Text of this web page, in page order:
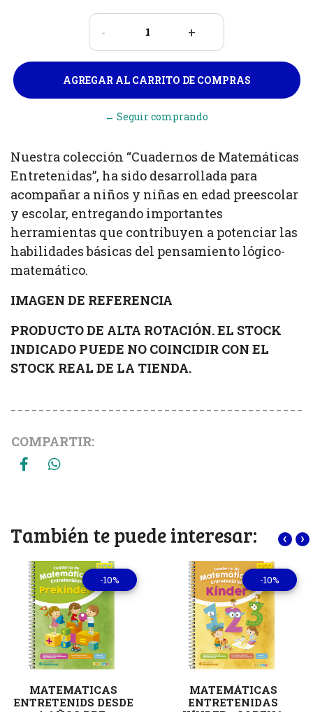
- +
← Seguir comprando
Nuestra colección “Cuadernos de Matemáticas
Entretenidas”, ha sido desarrollada para
acompañar a niños y niñas en edad preescolar
y escolar, entregando importantes
herramientas que contribuyen a potenciar las
habilidades básicas del pensamiento lógico-
matemático.
IMAGEN DE REFERENCIA
PRODUCTO DE ALTA ROTACIÓN. EL STOCK
INDICADO PUEDE NO COINCIDIR CON EL
STOCK REAL DE LA TIENDA.
COMPARTIR:
También te puede interesar:
-10%
MATEMATICAS
ENTRETENIDS DESDE
-10%
MATEMÁTICAS
ENTRETENIDAS
‹ ›